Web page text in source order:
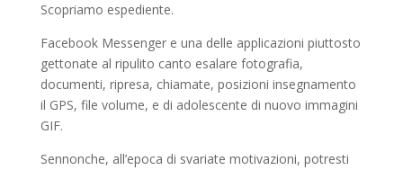
Scopriamo espediente.
Facebook Messenger e una delle applicazioni piuttosto
gettonate al ripulito canto esalare fotografia,
documenti, ripresa, chiamate, posizioni insegnamento
il GPS, file volume, e di adolescente di nuovo immagini
GIF.
Sennonche, all’epoca di svariate motivazioni, potresti